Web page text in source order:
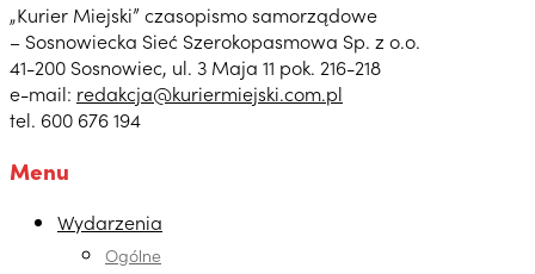
„Kurier Miejski” czasopismo samorządowe
– Sosnowiecka Sieć Szerokopasmowa Sp. z o.o.
41-200 Sosnowiec, ul. 3 Maja 11 pok. 216-218
e-mail: redakcja@kuriermiejski.com.pl
tel. 600 676 194
Menu
Wydarzenia
Ogólne